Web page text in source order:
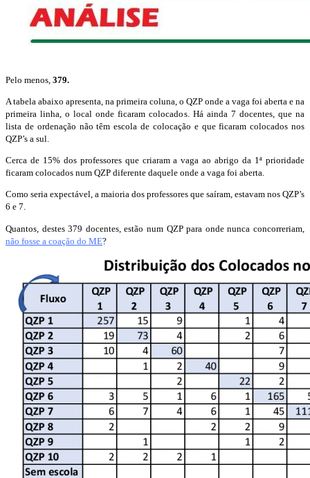
Pelo menos, 379.
A tabela abaixo apresenta, na primeira coluna, o QZP onde a vaga foi aberta e na
primeira linha, o local onde ficaram colocados. Há ainda 7 docentes, que na
lista de ordenação não têm escola de colocação e que ficaram colocados nos
QZP’s a sul.
Cerca de 15% dos professores que criaram a vaga ao abrigo da 1ª prioridade
ficaram colocados num QZP diferente daquele onde a vaga foi aberta.
Como seria expectável, a maioria dos professores que saíram, estavam nos QZP’s
6 e 7.
Quantos, destes 379 docentes, estão num QZP para onde nunca concorreriam,
não fosse a coação do ME?